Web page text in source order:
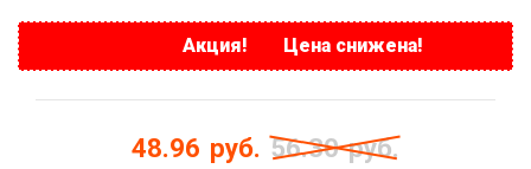
Акция! Цена снижена!
48.96 руб. 56.30 руб.